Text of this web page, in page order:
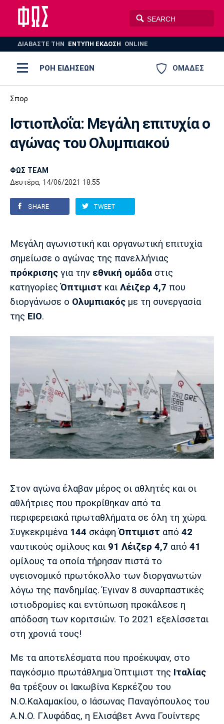
ΔΙΑΒΑΣΤΕ THN ΕΝΤΥΠΗ ΕΚΔΟΣΗ ONLINE
ΟΜΑΔΕΣ
ΡΟΗ ΕΙΔΗΣΕΩΝ
ΣΠΟΡ
AUTO-MOTO
Ποδόσφαιρο
Super League 1
Super League 2
Γ Εθνική
Ελλάδα
Europa League
Conference League
Διεθνή
Euro
Κύπελλο
Διαιτησία
Ποδόσφαιρο Γυναικών
Μπάσκετ
Ελλάδα
Εθνική
EuroLeague
Α Γυναικών
Champions League
Κύπελλο
EuroCup
Α2 Μπάσκετ
FIBA World Cup 2023
Ολυμπιακοί Αγώνες
Βόλεϊ
Πόλο
Σπορ
Στίβος
Γυμναστική
Κολύμβηση
Auto-Moto
Αυτοκίνητο
Formula 1
Tech
Gaming
Smartphones
Plus
Σινεμά
Ευ ζην
Βιβλίο
Μουσική
Η Εφημερίδα
Πρωτοσέλιδα
Έντυπη έκδοση
Στήλες
Cine Spot
Running
Media
Παρασκήνιο
Ολυμπιακός ΑΕΚ ΠΑΟΚ
Παναθηναϊκός Ατρόμητος
Αστέρας
Τρίπολης
ΠΑΣ Γιάννινα Λεβαδειακός
Απόλλων
Σμύρνης
Παναχαϊκή Ηρακλής Βόλος
Ιωνικός Κηφισιά Πανσερραϊκός
Μπαρτσελόνα
Ρεάλ
Μαδρίτης
Ατλέτικο
Μάντσεστερ
Γιουνάιτεντ
Τσέλσι Άρσεναλ
Λίβερπουλ
Μάντσεστερ
Σίτι
Γιουβέντους
Σπορ
Ιστιοπλοΐα: Μεγάλη επιτυχία ο
αγώνας του Ολυμπιακού
ΦΩΣ TEAM
Δευτέρα, 14/06/2021 18:55
SHARE TWEET
Μεγάλη αγωνιστική και οργανωτική επιτυχία
σημείωσε ο αγώνας της πανελλήνιας
πρόκρισης για την εθνική ομάδα στις
κατηγορίεςΌπτιμιστ και Λέιζερ 4,7 που
διοργάνωσε ο Ολυμπιακός με τη συνεργασία
της ΕΙΟ.
Στον αγώνα έλαβαν μέρος οι αθλητές και οι
αθλήτριες που προκρίθηκαν από τα
περιφερειακά πρωταθλήματα σε όλη τη χώρα.
Συγκεκριμένα 144 σκάφηΌπτιμιστ από 42
ναυτικούς ομίλους και 91 Λέιζερ 4,7 από 41
ομίλους τα οποία τήρησαν πιστά το
υγειονομικό πρωτόκολλο των διοργανωτών
λόγω της πανδημίας. Έγιναν 8 συναρπαστικές
ιστιοδρομίες και εντύπωση προκάλεσε η
απόδοση των κοριτσιών. Το 2021 εξελίσσεται
στη χρονιά τους!
Με τα αποτελέσματα που προέκυψαν, στο
παγκόσμιο πρωτάθλημα Όπτιμιστ της Ιταλίας
θα τρέξουν οι Ιακωβίνα Κερκέζου του
Ν.Ο.Καλαμακίου, ο Ιάσωνας Παναγόπουλος του
Α.Ν.Ο. Γλυφάδας, η Ελισάβετ Αννα Γουίντερς